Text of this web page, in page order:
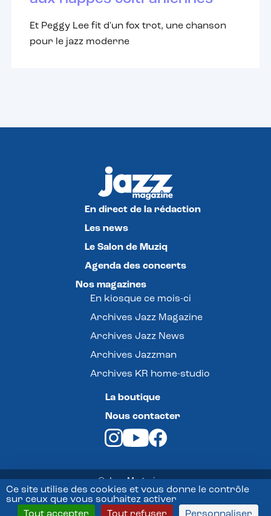
Ce site utilise des cookies et vous donne le contrôle
sur ceux que vous souhaitez activer
Et Peggy Lee fit d'un fox trot, une chanson
pour le jazz moderne
En direct de la rédaction
Les news
Le Salon de Muziq
Agenda des concerts
Nos magazines
En kiosque ce mois-ci
Archives Jazz Magazine
Archives Jazz News
Archives Jazzman
Archives KR home-studio
La boutique
Nous contacter
© Jazz Magazine -
Mentions légales